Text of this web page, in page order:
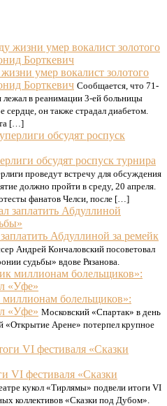
умер вокалист золотого
Борткевич Сообщается, что 71-
лежал в реанимации 3-ей больницы
он также страдал диабетом.
[…]
обсудят роспуск турнира
проведут встречу для обсуждения
должно пройти в среду, 20 апреля.
фанатов Челси, после […]
Абдуллиной за ремейк
Андрей Кончаловский посоветовал
судьбы» вдове Рязанова.
болельщиков»:
«Уфе» Московский «Спартак» в день
«Открытие Арене» потерпел крупное
VI фестиваля «Сказки
кукол «Тирлямы» подвели итоги VI
коллективов «Сказки под Дубом».